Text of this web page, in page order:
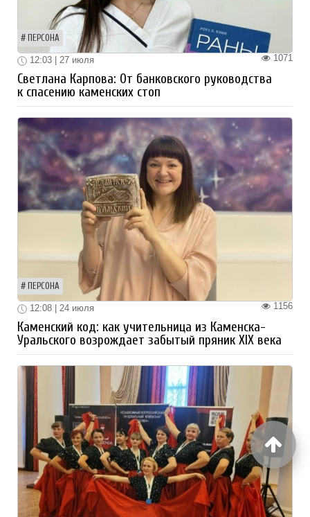
ПЕРСОНА
1071
12:03 | 27 июля
Светлана Карпова: От банковского руководства
к спасению каменских стоп
ПЕРСОНА
1156
12:08 | 24 июля
Каменский код: как учительница из Каменска-
Уральского возрождает забытый пряник XIX века